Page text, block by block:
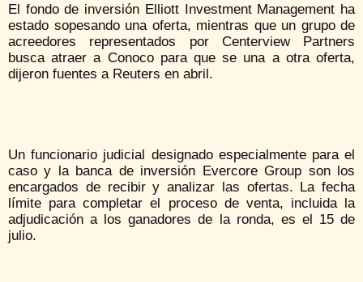
El fondo de inversión Elliott Investment Management ha
estado sopesando una oferta, mientras que un grupo de
acreedores representados por Centerview Partners
busca atraer a Conoco para que se una a otra oferta,
dijeron fuentes a Reuters en abril.
Un funcionario judicial designado especialmente para el
caso y la banca de inversión Evercore Group son los
encargados de recibir y analizar las ofertas. La fecha
límite para completar el proceso de venta, incluida la
adjudicación a los ganadores de la ronda, es el 15 de
julio.